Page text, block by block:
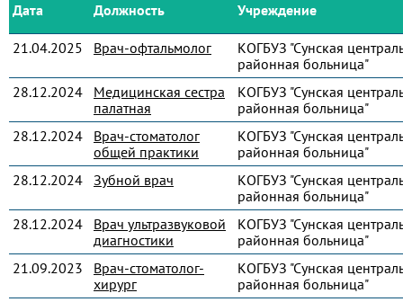
Дата Должность Учреждение
21.04.2025 Врач-офтальмолог
КОГБУЗ "Сунская
районная больница"
28.12.2024
Медицинская сестра
палатная
КОГБУЗ "Сунская
районная больница"
28.12.2024
Врач-стоматолог
общей практики
КОГБУЗ "Сунская
районная больница"
28.12.2024 Зубной врач
КОГБУЗ "Сунская
районная больница"
28.12.2024
Врач ультразвуковой
диагностики
КОГБУЗ "Сунская
районная больница"
21.09.2023
Врач-стоматолог-
хирург
КОГБУЗ "Сунская
районная больница"